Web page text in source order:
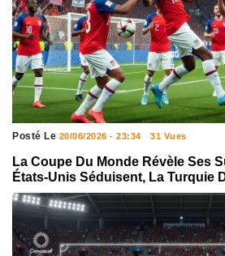
Posté Le 20/06/2026 - 23:34 31 Vues
La Coupe Du Monde Révèle Ses
États-Unis Séduisent, La Turquie